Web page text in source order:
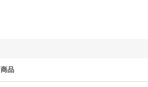
商品